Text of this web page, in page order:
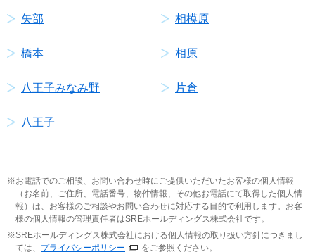
矢部 相模原
橋本 相原
八王子みなみ野 片倉
八王子
お電話でのご相談、お問い合わせ時にご提供いただいたお客様の個人情報
（お名前、ご住所、電話番号、物件情報、その他お電話にて取得した個人情
報）は、お客様のご相談やお問い合わせに対応する目的で利用します。お客
様の個人情報の管理責任者はSREホールディングス株式会社です。
SREホールディングス株式会社における個人情報の取り扱い方針につきまし
ては、 プライバシーポリシー をご参照ください。